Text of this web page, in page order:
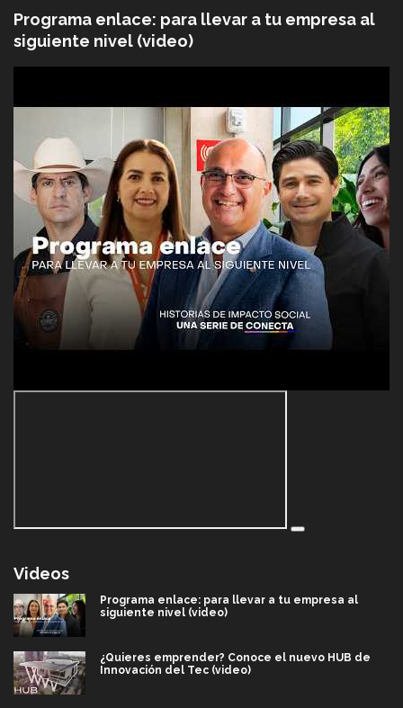
Programa enlace: para llevar a tu empresa al
siguiente nivel (video)
Videos
Programa enlace: para llevar a tu empresa al
siguiente nivel (video)
¿Quieres emprender? Conoce el nuevo HUB de
Innovación del Tec (video)